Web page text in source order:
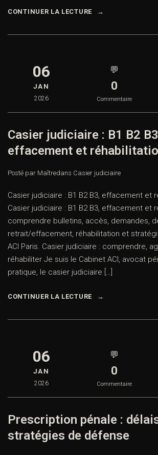
CONTINUER LA LECTURE
06
JAN
2026
💬
0
Commentaire
Casier judiciaire : B1 B2
effacement et
Posté par Maîtredans Casier judiciaire
Casier judiciaire : B1 B2 B3, effacement et
Casier judiciaire : B1 B2 B3, effacement et
comprendre bulletins, accès, demandes,
retrait/effacement, réhabilitation et
ACI Paris. Casier judiciaire : comprendre,
réhabiliter Je suis le Cabinet ACI, avocat
pratique, le casier judiciaire […]
CONTINUER LA LECTURE
06
JAN
2026
💬
0
Commentaire
Prescription pénale :
stratégies de défense